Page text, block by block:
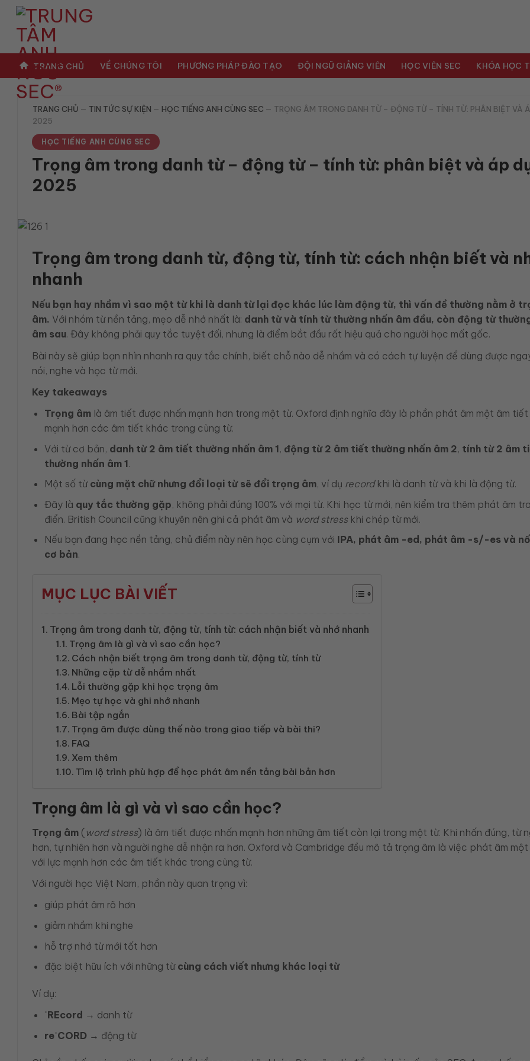
dung
TRANG CHỦ VỀ CHÚNG TÔI PHƯƠNG PHÁP ĐÀO TẠO ĐỘI NGŨ GIẢNG VIÊN HỌC VIÊN SEC KHÓA HỌC
TRANG CHỦ — TIN TỨC SỰ KIỆN — HỌC TIẾNG ANH CÙNG SEC — TRỌNG ÂM TRONG DANH TỪ – ĐỘNG TỪ – TÍNH TỪ: PHÂN BIỆT VÀ
2025
HỌC TIẾNG ANH CÙNG SEC
Trọng âm trong danh từ – động từ – tính từ: phân biệt và áp
2025
Trọng âm trong danh từ, động từ, tính từ: cách nhận biết và
nhanh
Nếu bạn hay nhầm vì sao một từ khi là danh từ lại đọc khác lúc làm động từ, thì vấn đề thường nằm ở
âm. Với nhóm từ nền tảng, mẹo dễ nhớ nhất là: danh từ và tính từ thường nhấn âm đầu, còn động từ
âm sau. Đây không phải quy tắc tuyệt đối, nhưng là điểm bắt đầu rất hiệu quả cho người học mất gốc.
Bài này sẽ giúp bạn nhìn nhanh ra quy tắc chính, biết chỗ nào dễ nhầm và có cách tự luyện để dùng được
nói, nghe và học từ mới.
Key takeaways
Trọng âmlà âm tiết được nhấn mạnh hơn trong một từ. Oxford định nghĩa đây là phần phát âm một âm tiết
mạnh hơn các âm tiết khác trong cùng từ.
Với từ cơ bản, danh từ 2 âm tiết thường nhấn âm 1, động từ 2 âm tiết thường nhấn âm 2, tính từ 2 âm
thường nhấn âm 1.
Một số từ cùng mặt chữ nhưng đổi loại từ sẽ đổi trọng âm, ví dụ recordkhi là danh từ và khi là động từ.
Đây là quy tắc thường gặp, không phải đúng 100% với mọi từ. Khi học từ mới, nên kiểm tra thêm phát âm
điển. British Council cũng khuyên nên ghi cả phát âm và word stresskhi chép từ mới.
Nếu bạn đang học nền tảng, chủ điểm này nên học cùng cụm với IPA, phát âm -ed, phát âm -s/-es và
cơ bản.
MỤC LỤC BÀI VIẾT
Trọng âm trong danh từ, động từ, tính từ: cách nhận biết và nhớ nhanh
Trọng âm là gì và vì sao cần học?
Cách nhận biết trọng âm trong danh từ, động từ, tính từ
Những cặp từ dễ nhầm nhất
Lỗi thường gặp khi học trọng âm
Mẹo tự học và ghi nhớ nhanh
Bài tập ngắn
Trọng âm được dùng thế nào trong giao tiếp và bài thi?
FAQ
Xem thêm
Tìm lộ trình phù hợp để học phát âm nền tảng bài bản hơn
Trọng âm là gì và vì sao cần học?
Trọng âm ( word stress) là âm tiết được nhấn mạnh hơn những âm tiết còn lại trong một từ. Khi nhấn đúng, từ
hơn, tự nhiên hơn và người nghe dễ nhận ra hơn. Oxford và Cambridge đều mô tả trọng âm là việc phát âm
với lực mạnh hơn các âm tiết khác trong cùng từ.
Với người học Việt Nam, phần này quan trọng vì:
giúp phát âm rõ hơn
giảm nhầm khi nghe
hỗ trợ nhớ từ mới tốt hơn
đặc biệt hữu ích với những từ cùng cách viết nhưng khác loại từ
Ví dụ:
ˈREcord → danh từ
reˈCORD→ động từ